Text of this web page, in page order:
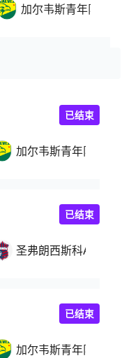
加尔韦斯青年队
加尔韦斯青年队
已结束
圣弗朗西斯科AC U20
已结束
加尔韦斯青年队
已结束